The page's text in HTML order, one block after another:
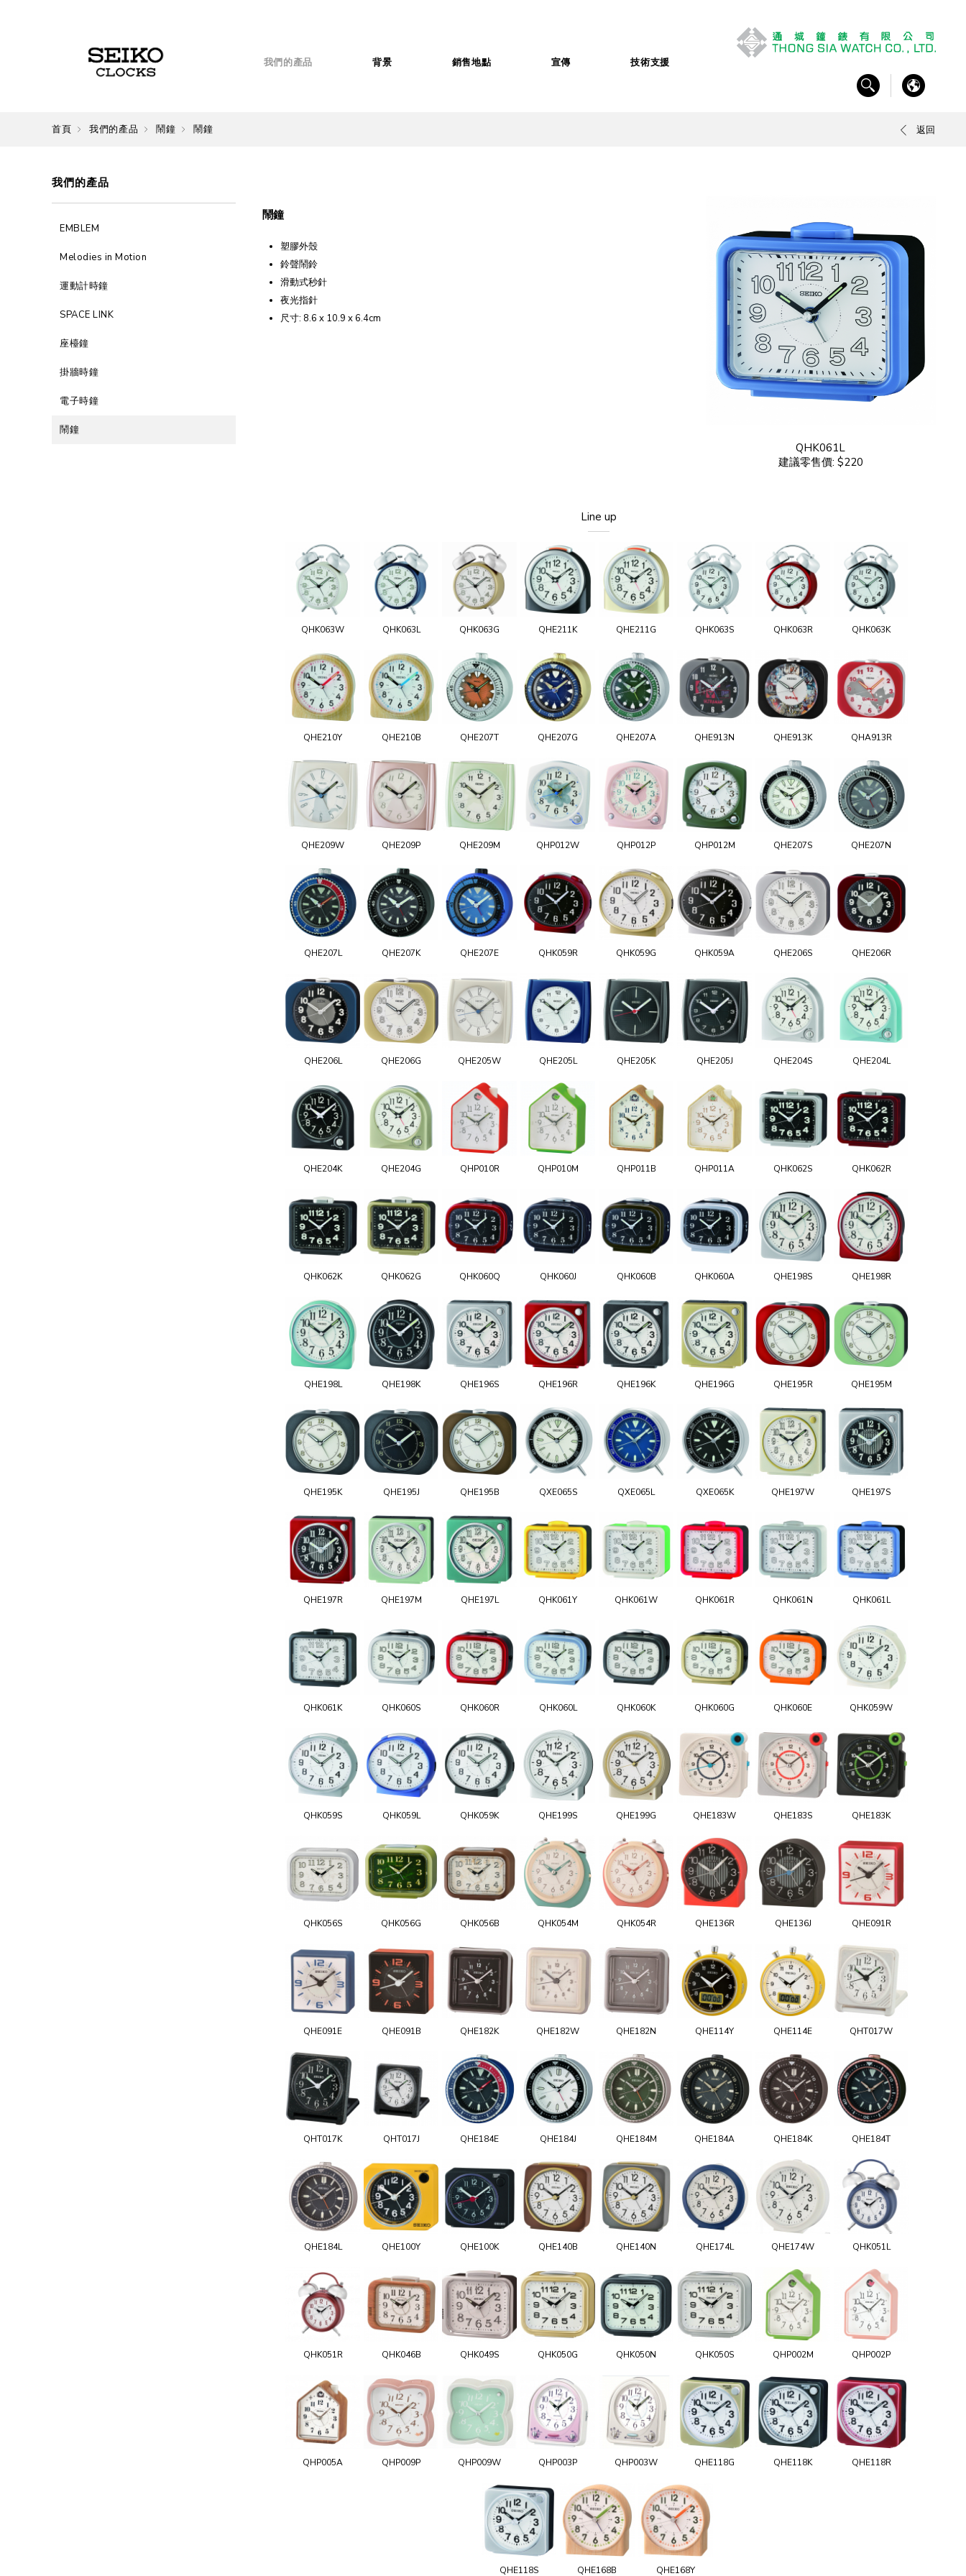
我們的產品 背景 銷售地點 宣傳 技術支援
首頁 我們的產品 鬧鐘 鬧鐘 返回
我們的產品
EMBLEM
Melodies in Motion
運動計時鐘
SPACE LINK
座檯鐘
掛牆時鐘
電子時鐘
鬧鐘
QHK061L
建議零售價: $220
鬧鐘
塑膠外殼
鈴聲鬧鈴
滑動式秒針
夜光指針
尺寸: 8.6 x 10.9 x 6.4cm
Line up
QHK063W QHK063L QHK063G QHE211K QHE211G QHK063S QHK063R QHK063K
QHE210Y QHE210B QHE207T QHE207G QHE207A QHE913N QHE913K QHA913R
QHE209W QHE209P QHE209M QHP012W QHP012P QHP012M QHE207S QHE207N
QHE207L QHE207K QHE207E QHK059R QHK059G QHK059A QHE206S QHE206R
QHE206L QHE206G QHE205W QHE205L QHE205K QHE205J QHE204S QHE204L
QHE204K QHE204G QHP010R QHP010M QHP011B QHP011A QHK062S QHK062R
QHK062K QHK062G QHK060Q QHK060J QHK060B QHK060A QHE198S QHE198R
QHE198L QHE198K QHE196S QHE196R QHE196K QHE196G QHE195R QHE195M
QHE195K QHE195J QHE195B QXE065S QXE065L QXE065K QHE197W QHE197S
QHE197R QHE197M QHE197L QHK061Y QHK061W QHK061R QHK061N QHK061L
QHK061K QHK060S QHK060R QHK060L QHK060K QHK060G QHK060E QHK059W
QHK059S QHK059L QHK059K QHE199S QHE199G QHE183W QHE183S QHE183K
QHK056S QHK056G QHK056B QHK054M QHK054R QHE136R QHE136J QHE091R
QHE091E QHE091B QHE182K QHE182W QHE182N QHE114Y QHE114E QHT017W
QHT017K QHT017J QHE184E QHE184J QHE184M QHE184A QHE184K QHE184T
QHE184L QHE100Y QHE100K QHE140B QHE140N QHE174L QHE174W QHK051L
QHK051R QHK046B QHK049S QHK050G QHK050N QHK050S QHP002M QHP002P
QHP005A QHP009P QHP009W QHP003P QHP003W QHE118G QHE118K QHE118R
QHE118S QHE168B QHE168Y